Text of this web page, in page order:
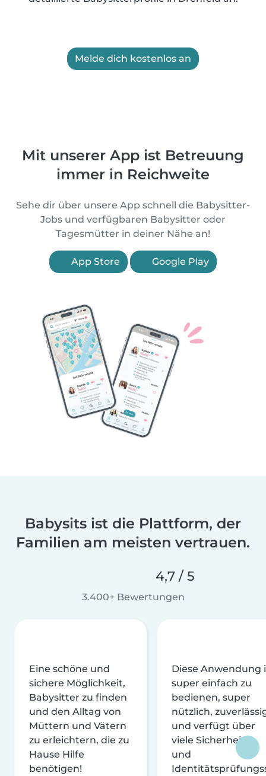
Melde dich kostenlos an
Mit unserer App ist Betreuung
immer in Reichweite
Sehe dir über unsere App schnell die Babysitter-
Jobs und verfügbaren Babysitter oder
Tagesmütter in deiner Nähe an!
App Store Google Play
Babysits ist die Plattform, der
Familien am meisten vertrauen.
4,7 / 5
3.400+ Bewertungen
Eine schöne und
sichere Möglichkeit,
Babysitter zu finden
und den Alltag von
Müttern und Vätern
zu erleichtern, die zu
Hause Hilfe
benötigen!
Diese Anwendung
super einfach zu
bedienen, super
nützlich,
und verfügt über
viele Sicherheits-
und